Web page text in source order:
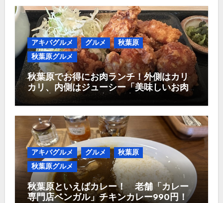
アキバグルメ グルメ
秋葉原
秋葉原グルメ
秋葉原でお得にお肉ランチ！外側はカリ
カリ、内側はジューシー「美味しいお肉
のお店 やまの」唐揚げ定食980円！
アキバグルメ グルメ
秋葉原
秋葉原グルメ
秋葉原といえばカレー！ 老舗「カレー
専門店ベンガル」チキンカレー990円！